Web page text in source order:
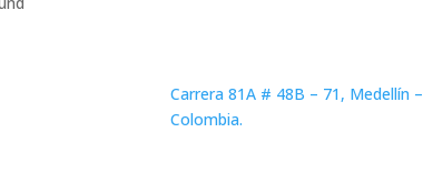
Carrera 81A # 48B – 71, Medellín –
Colombia.